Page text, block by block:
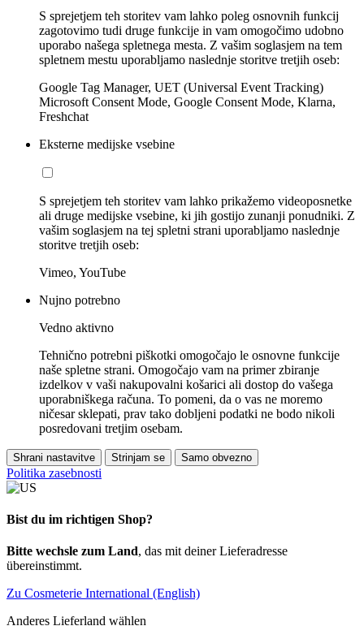
S sprejetjem teh storitev vam lahko poleg osnovnih funkcij
zagotovimo tudi druge funkcije in vam omogočimo udobno
uporabo našega spletnega mesta. Z vašim soglasjem na tem
spletnem mestu uporabljamo naslednje storitve tretjih oseb:
Google Tag Manager, UET (Universal Event Tracking)
Microsoft Consent Mode, Google Consent Mode, Klarna,
Freshchat
Eksterne medijske vsebine
S sprejetjem teh storitev vam lahko prikažemo videoposnetke
ali druge medijske vsebine, ki jih gostijo zunanji ponudniki. Z
vašim soglasjem na tej spletni strani uporabljamo naslednje
storitve tretjih oseb:
Vimeo, YouTube
Nujno potrebno
Vedno aktivno
Tehnično potrebni piškotki omogočajo le osnovne funkcije
naše spletne strani. Omogočajo vam na primer zbiranje
izdelkov v vaši nakupovalni košarici ali dostop do vašega
uporabniškega računa. To pomeni, da o vas ne moremo
ničesar sklepati, prav tako dobljeni podatki ne bodo nikoli
posredovani tretjim osebam.
Shrani nastavitve Strinjam se Samo obvezno
Politika zasebnosti
Bist du im richtigen Shop?
Bitte wechsle zum Land, das mit deiner Lieferadresse
übereinstimmt.
Zu Cosmeterie International (English)
Anderes Lieferland wählen